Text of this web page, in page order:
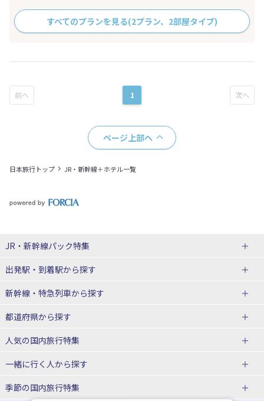
すべてのプランを見る(2プラン、2部屋タイプ)
1
ページ上部へ
日本旅行トップ JR・新幹線＋ホテル一覧
JR・新幹線パック特集
JR・新幹線＋ホテルパック
出張パック
出発駅・到着駅から探す
秋田⇔東京 新幹線パック
仙台→東京 新幹線パック
富山⇔東京 新幹線パック
東京→仙台 新幹線パック
東京→金沢 新幹線パック
新幹線・特急列車から探す
北海道新幹線 旅行
山形新幹線 旅行
東海道新幹線 旅行
上越新幹線 旅行
都道府県から探す
北海道旅行・ツアー
東北
人気の国内旅行特集
東京ディズニーリゾート®への旅
ユニバーサル・スタジオ・ジャパ
一緒に行く人から探す
一人旅 国内版
季節の国内旅行特集